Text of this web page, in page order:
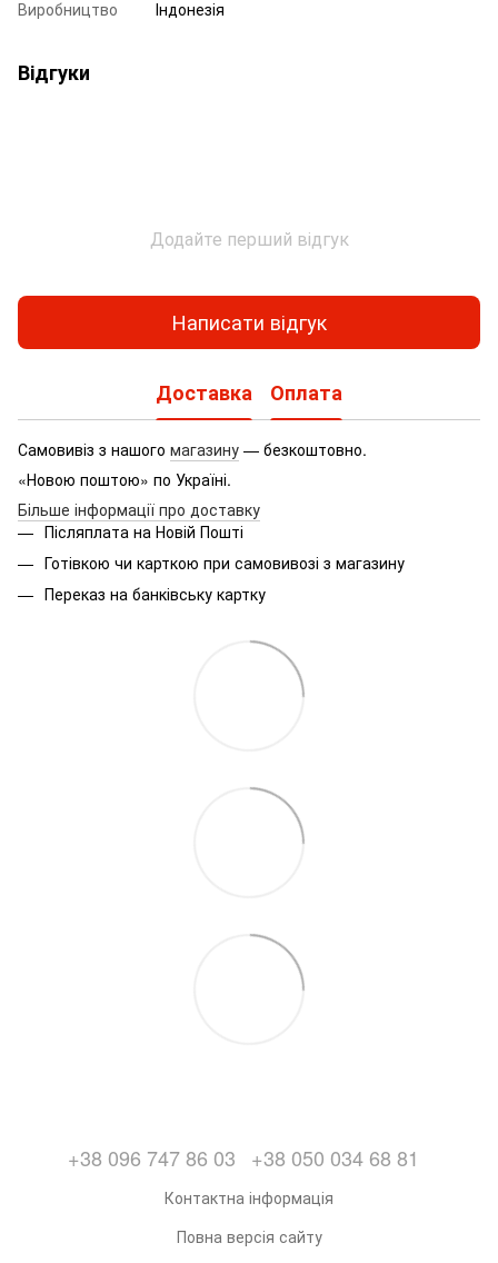
Виробництво Індонезія
Відгуки
Додайте перший відгук
Написати відгук
Доставка Оплата
Самовивіз з нашого магазину — безкоштовно.
«Новою поштою» по Україні.
Більше інформації про доставку
Післяплата на Новій Пошті
Готівкою чи карткою при самовивозі з магазину
Переказ на банківську картку
+38 096 747 86 03 +38 050 034 68 81
Контактна інформація
Повна версія сайту